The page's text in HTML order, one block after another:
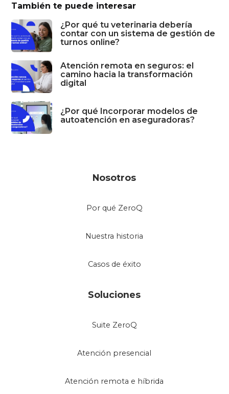
También te puede interesar
¿Por qué tu veterinaria debería
contar con un sistema de gestión de
turnos online?
Atención remota en seguros: el
camino hacia la transformación
digital
¿Por qué Incorporar modelos de
autoatención en aseguradoras?
Nosotros
Por qué ZeroQ
Nuestra historia
Casos de éxito
Soluciones
Suite ZeroQ
Atención presencial
Atención remota e híbrida